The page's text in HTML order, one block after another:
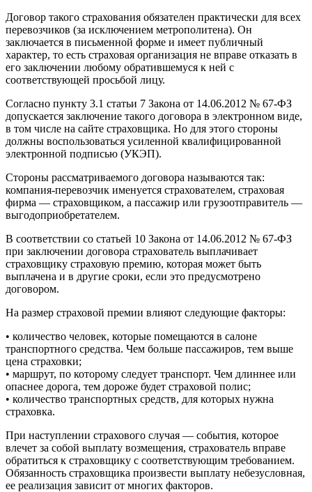
Договор такого страхования обязателен практически для всех
перевозчиков (за исключением метрополитена). Он
заключается в письменной форме и имеет публичный
характер, то есть страховая организация не вправе отказать в
его заключении любому обратившемуся к ней с
соответствующей просьбой лицу.
Согласно пункту 3.1 статьи 7 Закона от 14.06.2012 № 67-ФЗ
допускается заключение такого договора в электронном виде,
в том числе на сайте страховщика. Но для этого стороны
должны воспользоваться усиленной квалифицированной
электронной подписью (УКЭП).
Стороны рассматриваемого договора называются так:
компания-перевозчик именуется страхователем, страховая
фирма — страховщиком, а пассажир или грузоотправитель —
выгодоприобретателем.
В соответствии со статьей 10 Закона от 14.06.2012 № 67-ФЗ
при заключении договора страхователь выплачивает
страховщику страховую премию, которая может быть
выплачена и в другие сроки, если это предусмотрено
договором.
На размер страховой премии влияют следующие факторы:
• количество человек, которые помещаются в салоне
транспортного средства. Чем больше пассажиров, тем выше
цена страховки;
• маршрут, по которому следует транспорт. Чем длиннее или
опаснее дорога, тем дороже будет страховой полис;
• количество транспортных средств, для которых нужна
страховка.
При наступлении страхового случая — события, которое
влечет за собой выплату возмещения, страхователь вправе
обратиться к страховщику с соответствующим требованием.
Обязанность страховщика произвести выплату небезусловная,
ее реализация зависит от многих факторов.